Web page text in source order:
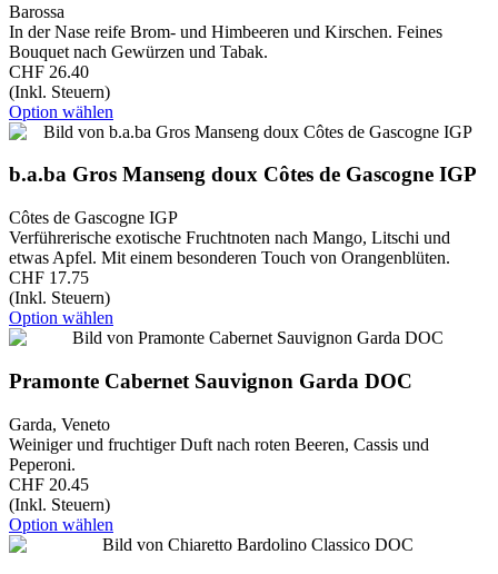
Barossa
In der Nase reife Brom- und Himbeeren und Kirschen. Feines
Bouquet nach Gewürzen und Tabak.​
CHF 26.40
(Inkl. Steuern)
Option wählen
b.a.ba Gros Manseng doux Côtes de Gascogne IGP
Côtes de Gascogne IGP
Verführerische exotische Fruchtnoten nach Mango, Litschi und
etwas Apfel. Mit einem besonderen Touch von Orangenblüten.
CHF 17.75
(Inkl. Steuern)
Option wählen
Pramonte Cabernet Sauvignon Garda DOC
Garda, Veneto
Weiniger und fruchtiger Duft nach roten Beeren, Cassis und
Peperoni.
CHF 20.45
(Inkl. Steuern)
Option wählen